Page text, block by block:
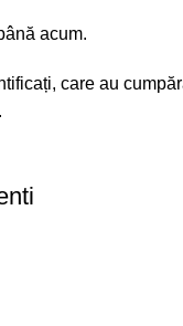
acum.
care au